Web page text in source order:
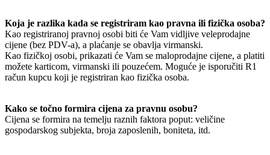
Koja je razlika kada se registriram kao pravna ili fizička osoba?
Kao registriranoj pravnoj osobi biti će Vam vidljive veleprodajne
cijene (bez PDV-a), a plaćanje se obavlja virmanski.
Kao fizičkoj osobi, prikazati će Vam se maloprodajne cijene, a platiti
možete karticom, virmanski ili pouzećem. Moguće je isporučiti R1
račun kupcu koji je registriran kao fizička osoba.
Kako se točno formira cijena za pravnu osobu?
Cijena se formira na temelju raznih faktora poput: veličine
gospodarskog subjekta, broja zaposlenih, boniteta, itd.